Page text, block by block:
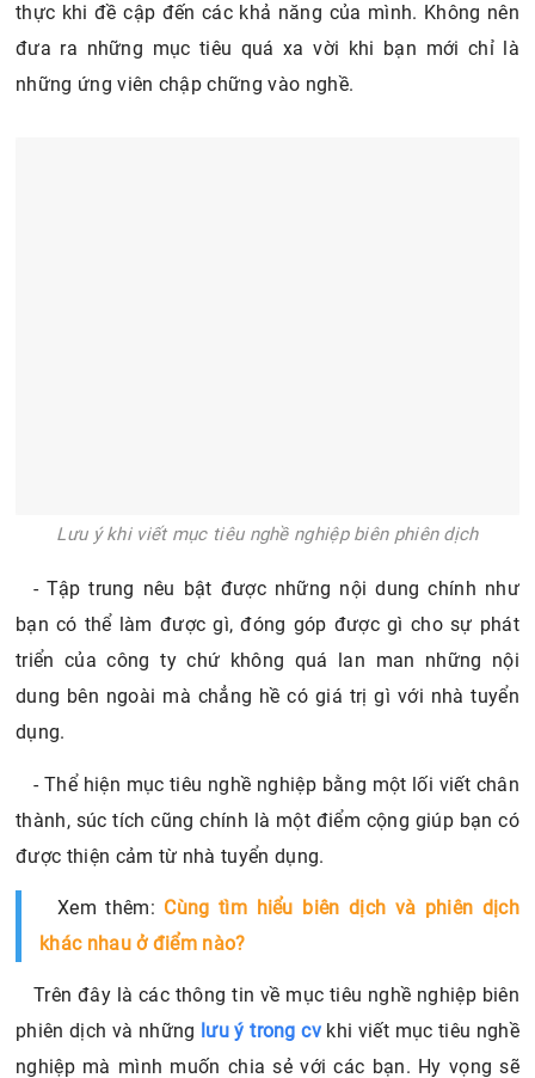
thực khi đề cập đến các khả năng của mình. Không nên
đưa ra những mục tiêu quá xa vời khi bạn mới chỉ là
những ứng viên chập chững vào nghề.
bạn có thể làm được gì, đóng góp được gì cho sự phát
triển của công ty chứ không quá lan man những nội
dung bên ngoài mà chẳng hề có giá trị gì với nhà tuyển
dụng.
thành, súc tích cũng chính là một điểm cộng giúp bạn có
được thiện cảm từ nhà tuyển dụng.
khác nhau ở điểm nào?
phiên dịch và nhữnglưu ý trong cvkhi viết mục tiêu nghề
nghiệp mà mình muốn chia sẻ với các bạn. Hy vọng sẽ